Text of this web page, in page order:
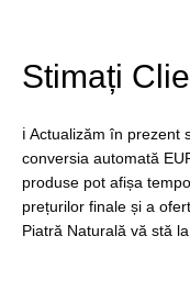
Stimați
ℹ️ Actualizăm în
conversia automată
produse pot afișa
prețurilor finale și a
Piatră Naturală vă stă